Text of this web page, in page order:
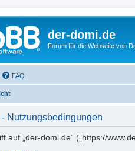
der-domi.de
Forum für die Webseite von
FAQ
Nutzungsbedingungen
auf „der-domi.de“ („https://